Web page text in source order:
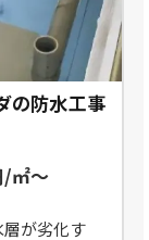
の防水工事
/㎡〜
が劣化す